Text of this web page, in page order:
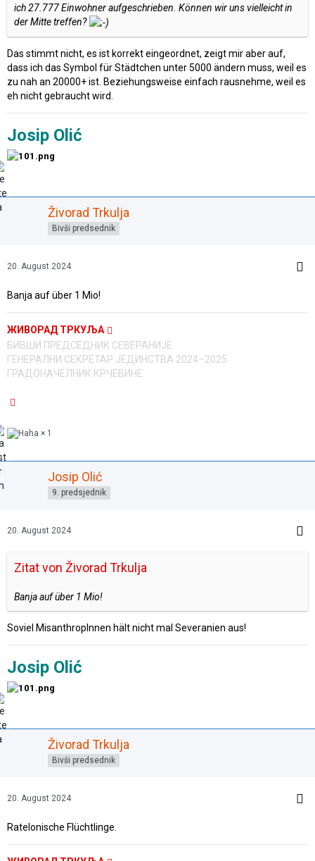
ich 27.777 Einwohner aufgeschrieben. Können wir uns vielleicht in
der Mitte treffen?
Das stimmt nicht, es ist korrekt eingeordnet, zeigt mir aber auf,
dass ich das Symbol für Städtchen unter 5000 ändern muss, weil es
zu nah an 20000+ ist. Beziehungsweise einfach rausnehme, weil es
eh nicht gebraucht wird.
Josip Olić
Živorad Trkulja
Bivši predsednik
20. August 2024
Banja auf über 1 Mio!
ЖИВОРАД ТРКУЉА
БИВШИ ПРЕДСЕДНИК СЕВЕРАНИЈЕ
ГЕНЕРАЛНИ СЕКРЕТАР ЈЕДИНСТВА 2024–2025
ГРАДОНАЧЕЛНИК КРЧЕВИНЕ
1
Josip Olić
9. predsjednik
20. August 2024
Zitat von Živorad Trkulja
Banja auf über 1 Mio!
Soviel MisanthropInnen hält nicht mal Severanien aus!
Josip Olić
Živorad Trkulja
Bivši predsednik
20. August 2024
Ratelonische Flüchtlinge.